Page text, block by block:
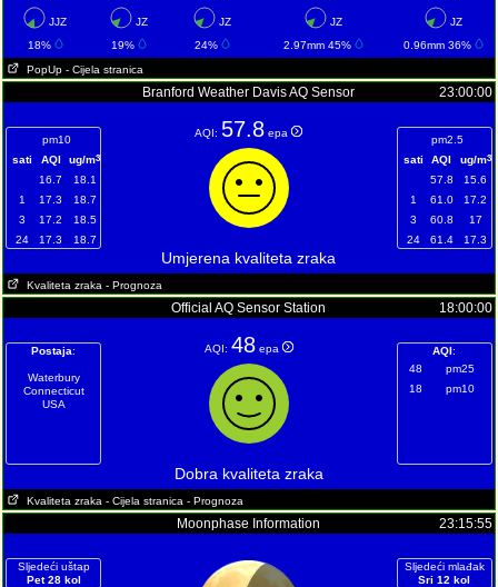
JJZ JZ JZ JZ
JZ
18%
19% 24% 2.97mm 45%
0.96mm 36%
PopUp - Cijela stranica
Branford Weather Davis AQ Sensor 23:00:00
pm10
sati
AQI ug/m3
16.7
18.1
1
17.3
18.7
3
17.2
18.5
24
17.3 18.7
AQI: 57.8 epa
pm2.5
sati
AQI ug/m3
57.8
15.6
1
61.0
17.2
3
60.8
17
24
61.4 17.3
Umjerena kvaliteta zraka
Kvaliteta zraka - Prognoza
Official AQ Sensor Station 18:00:00
Postaja:
Waterbury
Connecticut
USA
AQI: 48 epa AQI:
48
pm25
18
pm10
Dobra kvaliteta zraka
Kvaliteta zraka - Cijela stranica - Prognoza
Moonphase Information 23:15:55
Sljedeći uštap
Pet 28 kol
Sljedeći mlađak
Sri 12 kol